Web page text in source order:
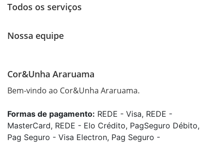
Todos os serviços
Nossa equipe
Cor&Unha Araruama
Bem-vindo ao Cor&Unha Araruama.
Formas de pagamento: REDE - Visa, REDE -
MasterCard, REDE - Elo Crédito, PagSeguro Débito,
Pag Seguro - Visa Electron, Pag Seguro -